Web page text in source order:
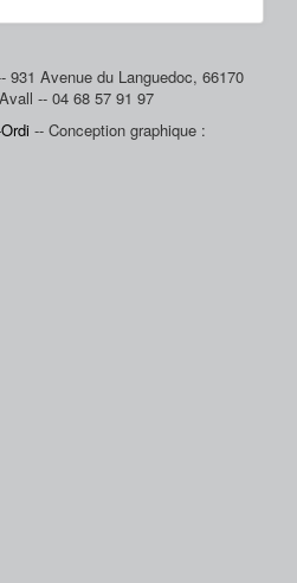
931 Avenue du Languedoc, 66170
-- 04 68 57 91 97
-- Conception graphique :